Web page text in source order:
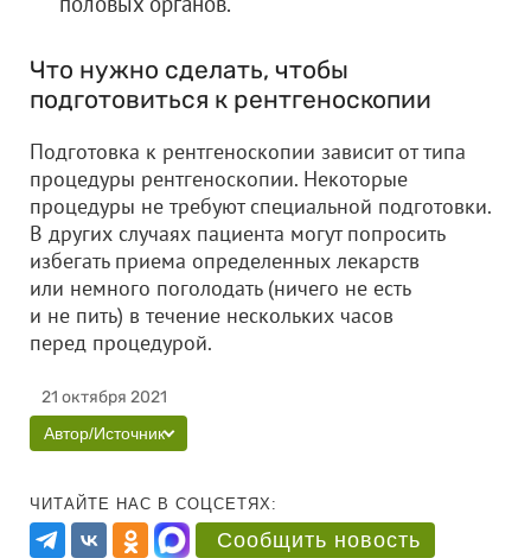
Что нужно сделать, чтобы
подготовиться к рентгеноскопии
Подготовка к рентгеноскопии зависит от типа
процедуры рентгеноскопии. Некоторые
процедуры не требуют специальной подготовки.
В других случаях пациента могут попросить
избегать приема определенных лекарств
или немного поголодать (ничего не есть
и не пить) в течение нескольких часов
перед процедурой.
21 октября 2021
Автор/Источник
ЧИТАЙТЕ НАС В СОЦСЕТЯХ:
Сообщить новость